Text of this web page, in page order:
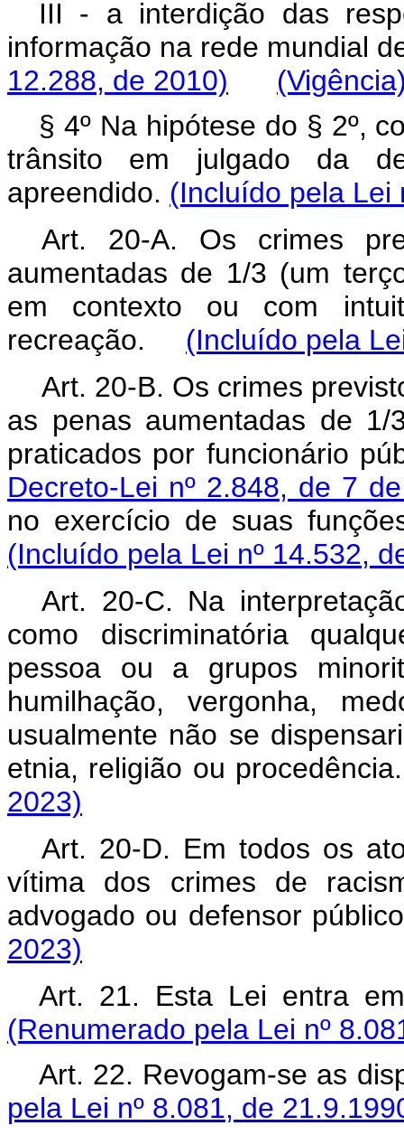
III - a interdição das
informação na rede mundial
12.288, de 2010)
§ 4º Na hipótese do § 2º,
trânsito em julgado da
apreendido. (Incluído pela Lei
Art. 20-A. Os crimes
aumentadas de 1/3 (um
em contexto ou com
recreação. (Incluído pela
Art. 20-B. Os crimes
as penas aumentadas de
praticados por funcionário
Decreto-Lei nº 2.848, de 7
no exercício de suas
(Incluído pela Lei nº 14.532,
Art. 20-C. Na
como discriminatória
pessoa ou a grupos
humilhação, vergonha,
usualmente não se
etnia, religião ou
2023)
Art. 20-D. Em todos os
vítima dos crimes de
advogado ou defensor
2023)
Art. 21. Esta Lei entra
(Renumerado pela Lei nº
Art. 22. Revogam-se as
pela Lei nº 8.081, de